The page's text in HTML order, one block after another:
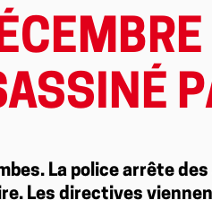
La police arrête
Les directives